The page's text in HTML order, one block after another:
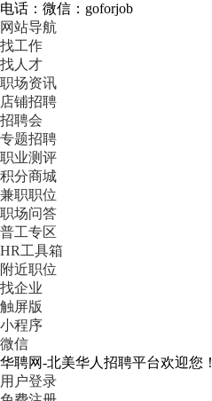
电话：微信：goforjob
网站导航
找工作
找人才
职场资讯
店铺招聘
招聘会
专题招聘
职业测评
积分商城
兼职职位
职场问答
普工专区
HR工具箱
附近职位
找企业
触屏版
小程序
微信
华聘网-北美华人招聘平台欢迎您！
用户登录